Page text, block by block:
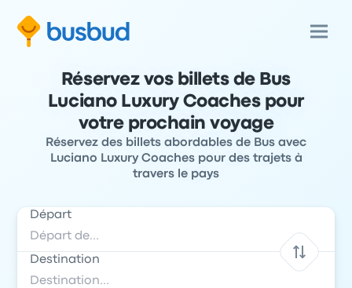
Réservez vos billets de Bus
Luciano Luxury Coaches pour
votre prochain voyage
Réservez des billets abordables de Bus avec
Luciano Luxury Coaches pour des trajets à
travers le pays
Départ
Destination